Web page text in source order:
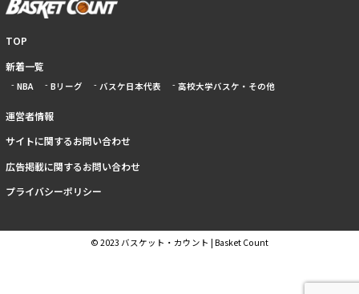
TOP
新着一覧
NBA Bリーグ バスケ日本代表 高校大学バスケ・その他
運営者情報
サイトに関するお問い合わせ
広告掲載に関するお問い合わせ
プライバシーポリシー
© 2023 バスケット・カウント | Basket Count